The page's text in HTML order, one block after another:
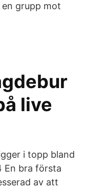
grupp mot
live
i topp bland
En bra första
av att